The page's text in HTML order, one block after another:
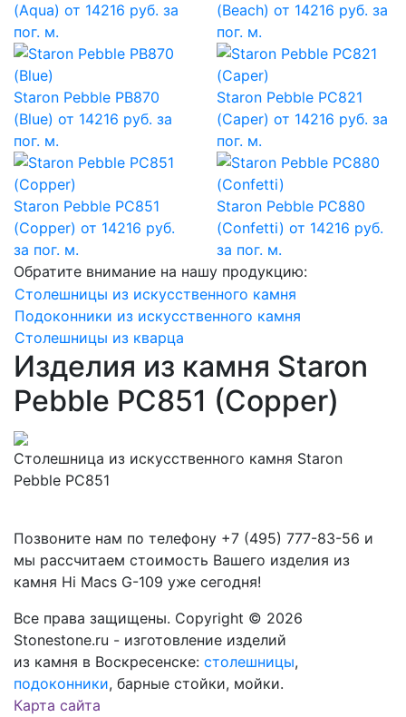
(Aqua) от 14216 руб. за
пог. м.
(Beach) от 14216 руб. за
пог. м.
Staron Pebble PB870
(Blue) от 14216 руб. за
пог. м.
Staron Pebble PC821
(Caper) от 14216 руб. за
пог. м.
Staron Pebble PC851
(Copper) от 14216 руб.
за пог. м.
Staron Pebble PC880
(Confetti) от 14216 руб.
за пог. м.
Обратите внимание на нашу продукцию:
Столешницы из искусственного камня
Подоконники из искусственного камня
Столешницы из кварца
Изделия из камня Staron
Pebble PC851 (Copper)
Столешница из искусственного камня Staron
Pebble PC851
Позвоните нам по телефону +7 (495) 777-83-56 и
мы рассчитаем стоимость Вашего изделия из
камня Hi Macs G-109 уже сегодня!
Все права защищены. Copyright © 2026
Stonestone.ru - изготовление изделий
из камня в Воскресенске: столешницы,
подоконники, барные стойки, мойки.
Карта сайта